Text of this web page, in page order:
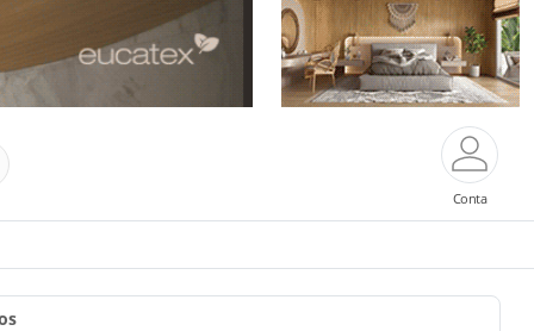
Conta